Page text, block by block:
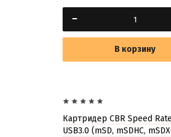
В корзину
Картридер CBR Speed
USB3.0 (mSD, mSDHC,